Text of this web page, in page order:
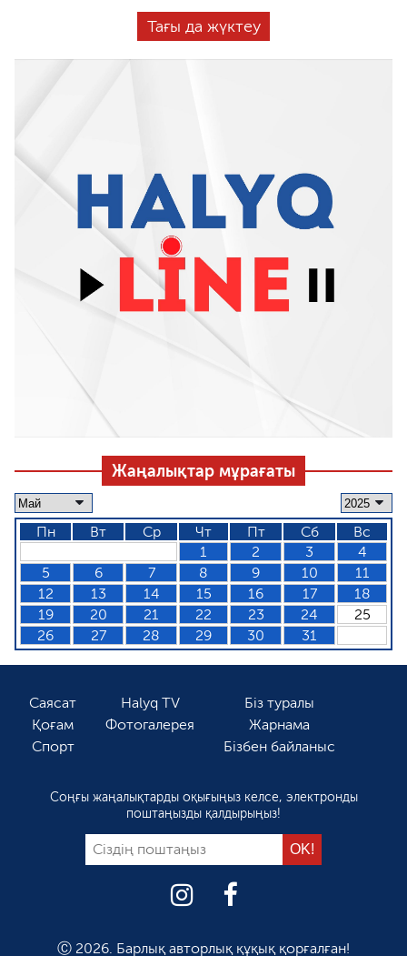
Тағы да жүктеу
Жаңалықтар мұрағаты
Пн Вт Ср Чт Пт Сб
Вс
1
2 3
4
5
6 7 8 9 10
11
12
13 14 15 16 17
18
19
20 21 22 23 24
25
26
27 28 29 30 31
Саясат
Қоғам
Спорт
Halyq TV
Фотогалерея
Біз туралы
Жарнама
Бізбен байланыс
Соңғы жаңалықтарды оқығыңыз келсе, электронды
поштаңызды қалдырыңыз!
Ⓒ 2026. Барлық авторлық құқық қорғалған!